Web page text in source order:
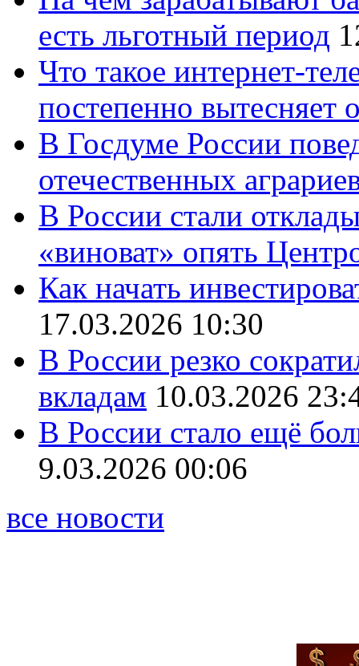
есть льготный период
Что такое интернет-
постепенно вытесняет
В Госдуме России
отечественных
В России стали
«виноват» опять
Как начать
17.03.2026 10:30
В России резко
вкладам 10.03.2026
В России стало ещё
9.03.2026 00:06
все новости